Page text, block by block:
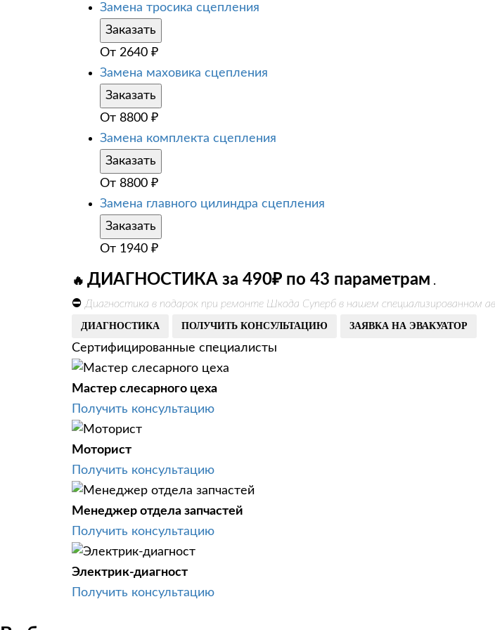
Замена тросика сцепления
Заказать
От 2640 ₽
Замена маховика сцепления
Заказать
От 8800 ₽
Замена комплекта сцепления
Заказать
От 8800 ₽
Замена главного цилиндра сцепления
Заказать
От 1940 ₽
🔥 ДИАГНОСТИКА за 490₽ по 43 параметрам .
⛔ Диагностика в подарок при ремонте Шкода Суперб в нашем специализированном
ДИАГНОСТИКА ПОЛУЧИТЬ КОНСУЛЬТАЦИЮ ЗАЯВКА НА ЭВАКУАТОР
Сертифицированные специалисты
Мастер слесарного цеха
Получить консультацию
Моторист
Получить консультацию
Менеджер отдела запчастей
Получить консультацию
Электрик-диагност
Получить консультацию